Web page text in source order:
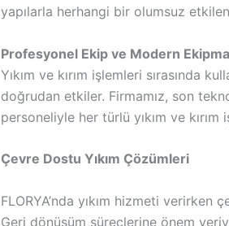
yapılarla herhangi bir olumsuz
Profesyonel Ekip ve Modern
Yıkım ve kırım işlemleri sırasında
doğrudan etkiler. Firmamız, son
personeliyle her türlü yıkım ve
Çevre Dostu Yıkım Çözümleri
FLORYA’nda yıkım hizmeti verirken
Geri dönüşüm süreçlerine önem